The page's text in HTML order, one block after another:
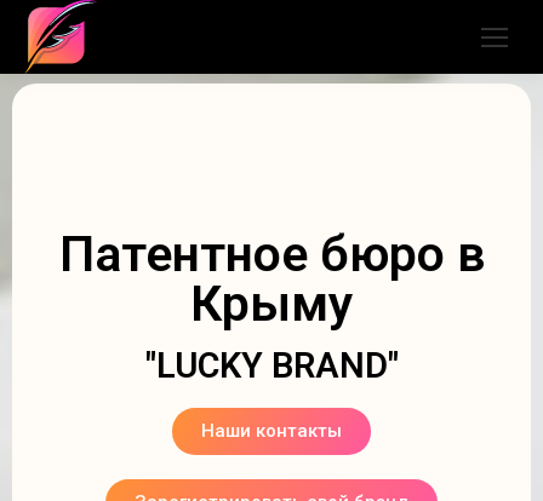
Патентное бюро в
Крыму
"LUCKY BRAND"
Наши контакты